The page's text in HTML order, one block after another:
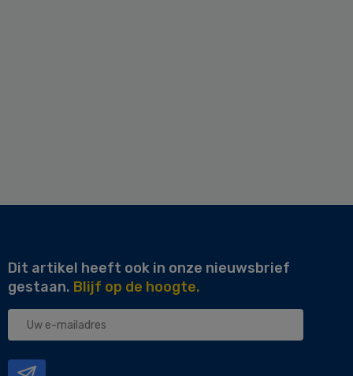
Dit artikel heeft ook in onze nieuwsbrief
gestaan. Blijf op de hoogte.
Uw